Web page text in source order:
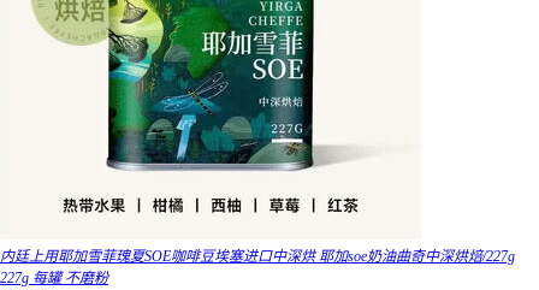
内廷上用耶加雪菲瑰夏SOE咖啡豆埃塞进口中深烘 耶加soe奶油曲奇中深烘焙/227g
227g 每罐 不磨粉